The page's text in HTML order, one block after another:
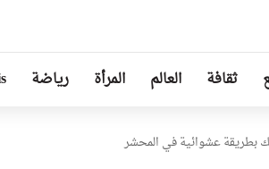
ثقافة العالم المرأة رياضة
بطريقة عشوائية في المحشر